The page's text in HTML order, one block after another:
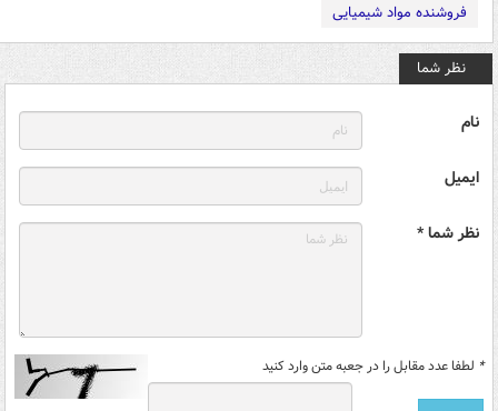
فروشنده مواد شیمیایی
نظر شما
نام
ایمیل
نظر شما *
* لطفا عدد مقابل را در جعبه متن وارد کنید